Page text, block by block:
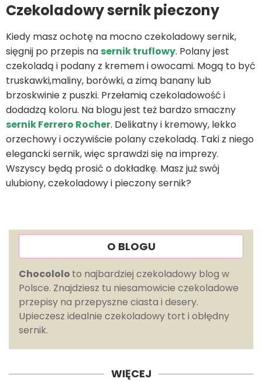
Czekoladowy sernik pieczony
Kiedy masz ochotę na mocno czekoladowy sernik,
sięgnij po przepis nasernik truflowy. Polany jest
czekoladą i podany z kremem i owocami. Mogą to być
truskawki,maliny, borówki, a zimą banany lub
brzoskwinie z puszki. Przełamią czekoladowość i
dodadzą koloru. Na blogu jest też bardzo smaczny
sernik Ferrero Rocher. Delikatny i kremowy, lekko
orzechowy i oczywiście polany czekoladą. Taki z niego
elegancki sernik, więc sprawdzi się na imprezy.
Wszyscy będą prosić o dokładkę. Masz już swój
ulubiony, czekoladowy i pieczony sernik?
O BLOGU
Chocololo to najbardziej czekoladowy blog w
Polsce. Znajdziesz tu niesamowicie czekoladowe
przepisy na przepyszne ciasta i desery.
Upieczesz idealnie czekoladowy tort i obłędny
sernik.
WIĘCEJ